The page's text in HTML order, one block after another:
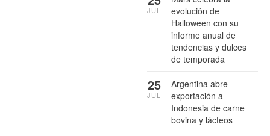
evolución de
Halloween con su
informe anual de
tendencias y dulces
de temporada
JUL
Argentina abre
exportación a
Indonesia de carne
bovina y lácteos
25
JUL